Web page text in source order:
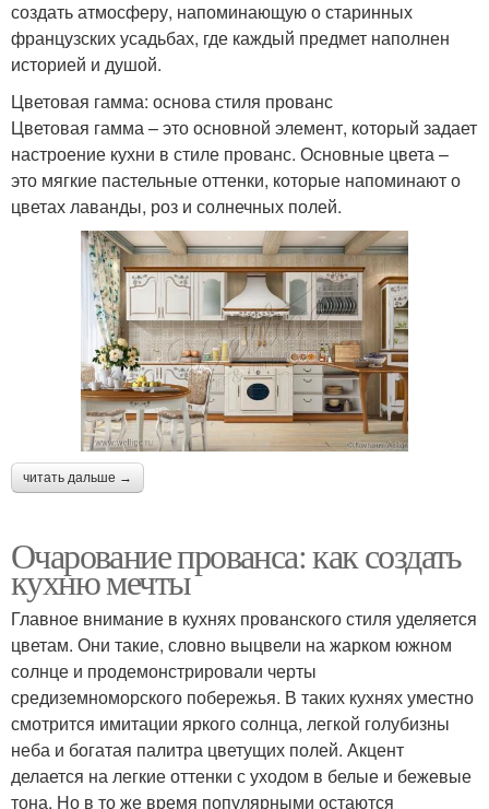
создать атмосферу, напоминающую о старинных
французских усадьбах, где каждый предмет наполнен
историей и душой.
Цветовая гамма: основа стиля прованс
Цветовая гамма – это основной элемент, который задает
настроение кухни в стиле прованс. Основные цвета –
это мягкие пастельные оттенки, которые напоминают о
цветах лаванды, роз и солнечных полей.
читать дальше →
Очарование прованса: как создать
кухню мечты
Главное внимание в кухнях прованского стиля уделяется
цветам. Они такие, словно выцвели на жарком южном
солнце и продемонстрировали черты
средиземноморского побережья. В таких кухнях уместно
смотрится имитации яркого солнца, легкой голубизны
неба и богатая палитра цветущих полей. Акцент
делается на легкие оттенки с уходом в белые и бежевые
тона. Но в то же время популярными остаются